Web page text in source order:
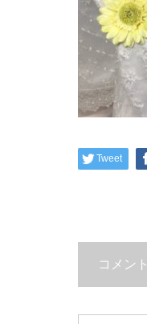
Tweet
コメント